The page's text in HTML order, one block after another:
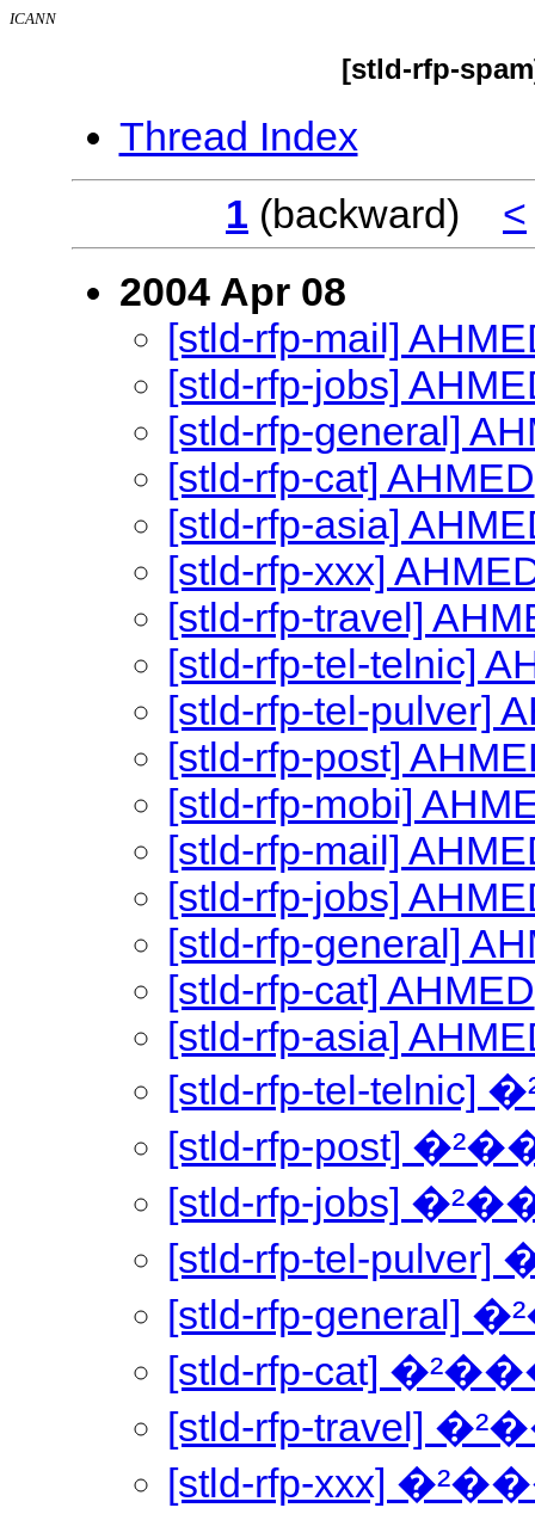
ICANN
[stld-rfp-
Thread Index
1 (backward) <
2004 Apr 08
[stld-rfp-mail]
[stld-rfp-jobs]
[stld-rfp-general]
[stld-rfp-cat] AHMED
[stld-rfp-asia]
[stld-rfp-xxx]
[stld-rfp-travel]
[stld-rfp-tel-telnic]
[stld-rfp-tel-pulver]
[stld-rfp-post]
[stld-rfp-mobi]
[stld-rfp-mail]
[stld-rfp-jobs]
[stld-rfp-general]
[stld-rfp-cat] AHMED
[stld-rfp-asia]
[stld-rfp-tel-
[stld-rfp-post]
[stld-rfp-jobs]
[stld-rfp-tel-
[stld-rfp-
[stld-rfp-cat]
[stld-rfp-travel]
[stld-rfp-xxx]